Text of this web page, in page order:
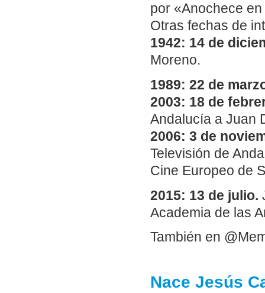
por «Anochece
Otras fechas de
1942: 14 de
Moreno.
1989: 22 de
2003: 18 de
Andalucía a Juan
2006: 3 de
Televisión de
Cine Europeo de
2015: 13 de julio.
Academia de las
También en
Nace Jesús